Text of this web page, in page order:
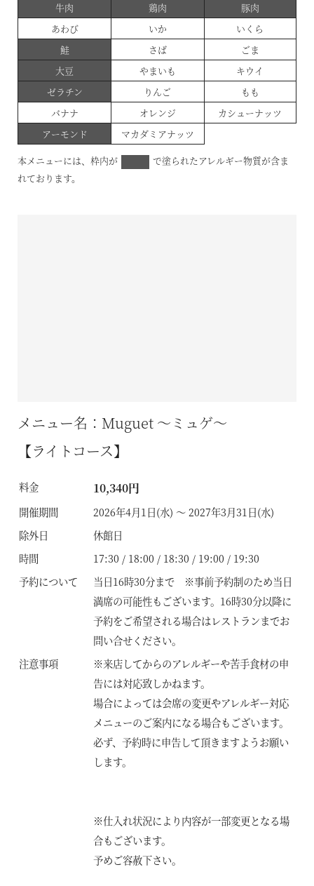
牛肉 鶏肉
豚肉
あわび
いか
いくら
鮭
さば
ごま
大豆
やまいも
キウイ
ゼラチン
りんご
もも
バナナ
オレンジ
カシューナッツ
アーモンド
マカダミアナッツ
本メニューには、枠内が
で塗られたアレルギー物質が含ま
れております。
メニュー名：Muguet ～ミュゲ～
【ライトコース】
料金 10,340円
開催期間
2026年4月1日(水) ～ 2027年3月31日(水)
除外日
休館日
時間
17:30 / 18:00 / 18:30 / 19:00 / 19:30
予約について
当日16時30分まで ※事前予約制のため当日
満席の可能性もございます。16時30分以降に
予約をご希望される場合はレストランまでお
問い合せください。
注意事項
※来店してからのアレルギーや苦手食材の申
告には対応致しかねます。
場合によっては会席の変更やアレルギー対応
メニューのご案内になる場合もございます。
必ず、予約時に申告して頂きますようお願い
します。
※仕入れ状況により内容が一部変更となる場
合もございます。
予めご容赦下さい。